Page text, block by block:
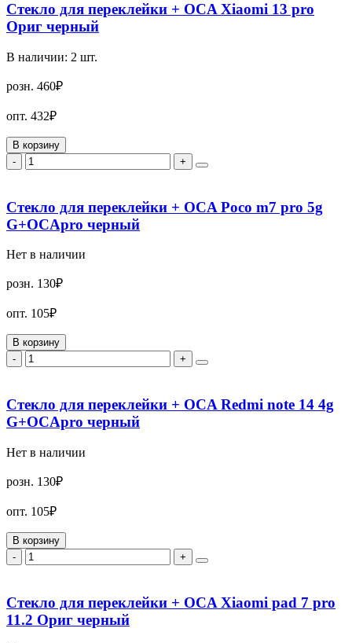
Стекло для переклейки + OCA Xiaomi 13 pro
Ориг черный
В наличии: 2 шт.
розн. 460₽
опт. 432₽
В корзину
-
+
Стекло для переклейки + OCA Poco m7 pro 5g
G+OCApro черный
Нет в наличии
розн. 130₽
опт. 105₽
В корзину
-
+
Стекло для переклейки + OCA Redmi note 14 4g
G+OCApro черный
Нет в наличии
розн. 130₽
опт. 105₽
В корзину
-
+
Стекло для переклейки + OCA Xiaomi pad 7 pro
11.2 Ориг черный